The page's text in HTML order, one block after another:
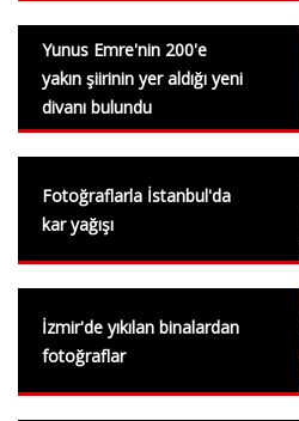
Yunus Emre'nin 200'e
yakın şiirinin yer aldığı yeni
divanı bulundu
Fotoğraflarla İstanbul'da
kar yağışı
İzmir'de yıkılan binalardan
fotoğraflar